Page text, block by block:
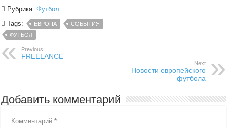
Рубрика:Футбол
Tags:
ЕВРОПА
СОБЫТИЯ
ФУТБОЛ
Previous
FREELANCE
Next
Новости европейского
футбола
Добавить комментарий
Комментарий*